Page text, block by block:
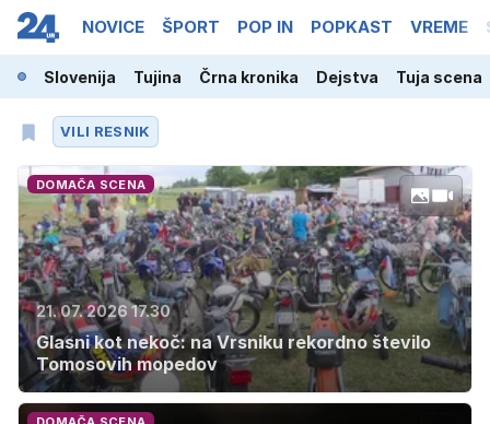
NOVICE ŠPORT POP IN POPKAST VREME
Slovenija Tujina Črna kronika Dejstva Tuja scena
VILI RESNIK
DOMAČA SCENA
21. 07. 2026 17.30
Glasni kot nekoč: na Vrsniku rekordno število
Tomosovih mopedov